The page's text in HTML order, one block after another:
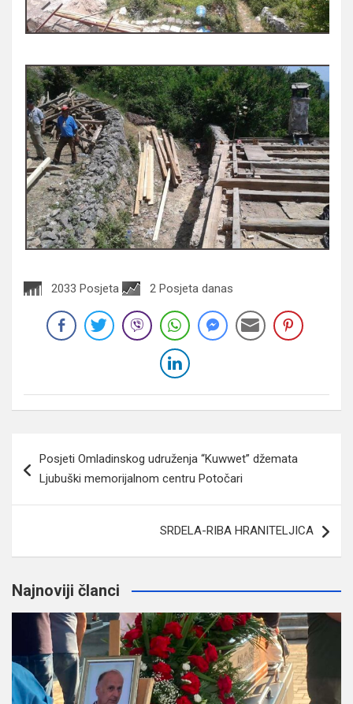
2033 Posjeta 2 Posjeta danas
članaka
Posjeti Omladinskog udruženja “Kuwwet” džemata
Ljubuški memorijalnom centru Potočari
SRDELA-RIBA HRANITELJICA
Najnoviji članci